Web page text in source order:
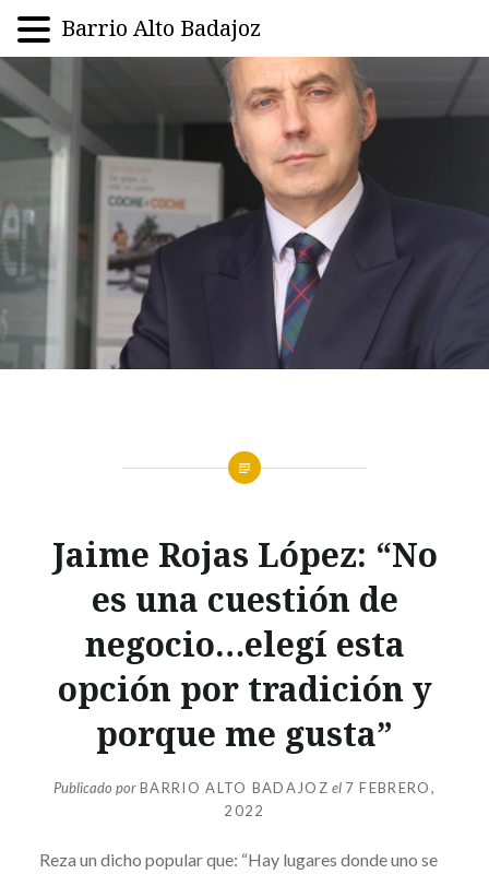
Saltar
al
contenido
Jaime Rojas López: “No
es una cuestión de
negocio…elegí esta
opción por tradición y
porque me gusta”
Publicado porBARRIO ALTO BADAJOZ el 7 FEBRERO,
2022
Reza un dicho popular que: “Hay lugares donde uno se
Barrio Alto Badajoz